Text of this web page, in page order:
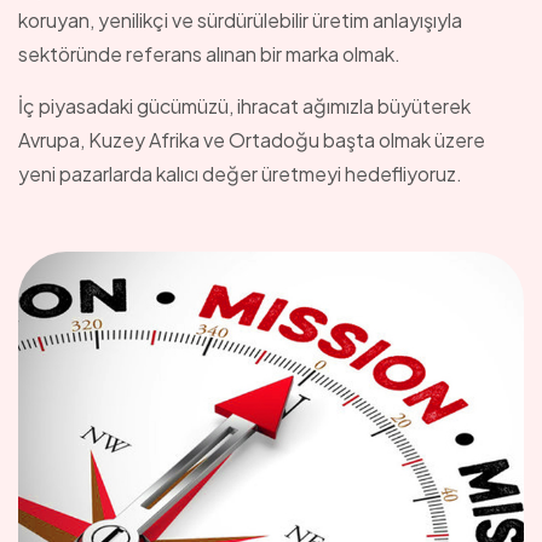
koruyan, yenilikçi ve sürdürülebilir üretim anlayışıyla
sektöründe referans alınan bir marka olmak.
İç piyasadaki gücümüzü, ihracat ağımızla büyüterek
Avrupa, Kuzey Afrika ve Ortadoğu başta olmak üzere
yeni pazarlarda kalıcı değer üretmeyi hedefliyoruz.